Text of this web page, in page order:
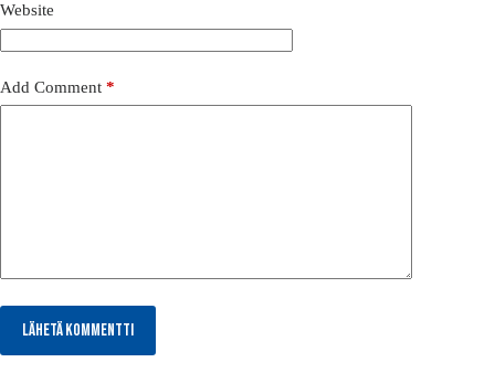
Website
Add Comment *
Lähetä kommentti